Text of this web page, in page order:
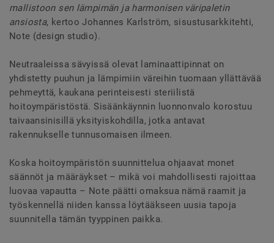
mallistoon sen lämpimän ja harmonisen väripaletin
ansiosta, kertoo Johannes Karlström, sisustusarkkitehti,
Note (design studio).
Neutraaleissa sävyissä olevat laminaattipinnat on
yhdistetty puuhun ja lämpimiin väreihin tuomaan yllättävää
pehmeyttä, kaukana perinteisesti steriilistä
hoitoympäristöstä. Sisäänkäynnin luonnonvalo korostuu
taivaansinisillä yksityiskohdilla, jotka antavat
rakennukselle tunnusomaisen ilmeen.
Koska hoitoympäristön suunnittelua ohjaavat monet
säännöt ja määräykset – mikä voi mahdollisesti rajoittaa
luovaa vapautta – Note päätti omaksua nämä raamit ja
työskennellä niiden kanssa löytääkseen uusia tapoja
suunnitella tämän tyyppinen paikka.